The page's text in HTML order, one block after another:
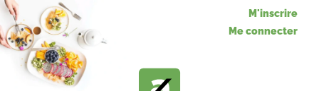
M'inscrire
Me connecter